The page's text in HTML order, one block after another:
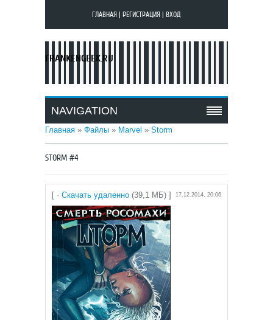
ГЛАВНАЯ РЕГИСТРАЦИЯ ВХОД
FRANKENGEEK.RU
NAVIGATION
Главная » Файлы » Marvel » Storm
STORM #4
[ · Скачать удаленно (39,1 МБ) ] 17.12.2014, 20:06